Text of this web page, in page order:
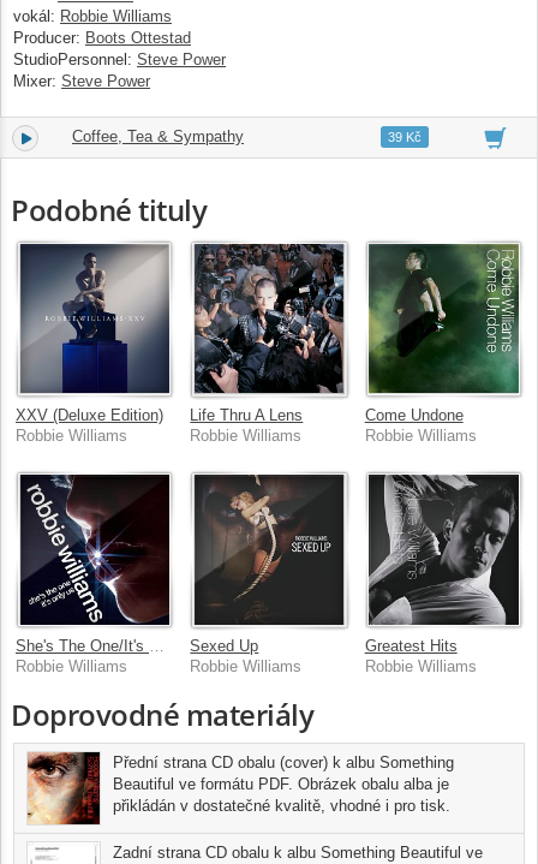
vokál: Robbie Williams
Producer: Boots Ottestad
StudioPersonnel: Steve Power
Mixer: Steve Power
3. Coffee, Tea & Sympathy 04:3539 Kč
Podobné tituly
XXV (Deluxe Edition)
Robbie Williams
Life Thru A Lens
Robbie Williams
Come Undone
Robbie Williams
She's The One/It's Only Us
Robbie Williams
Sexed Up
Robbie Williams
Greatest Hits
Robbie Williams
Doprovodné materiály
Přední strana CD obalu (cover) k albu Something
Beautiful ve formátu PDF. Obrázek obalu alba je
přikládán v dostatečné kvalitě, vhodné i pro tisk.
Zadní strana CD obalu k albu Something Beautiful ve